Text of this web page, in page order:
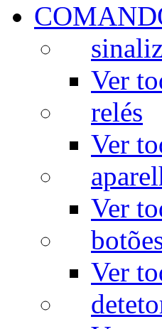
Ver
relés
Ver
Ver
Ver